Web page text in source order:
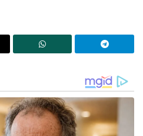
സംബന്ധിച്ച്
യുക്രെയ്ൻ
രംഗത്ത്
പിന്നാലെയാണ്